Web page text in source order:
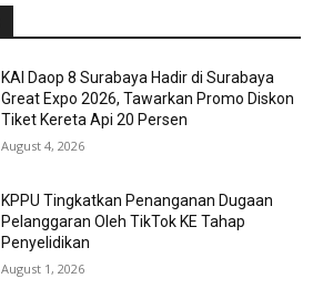
KAI Daop 8 Surabaya Hadir di Surabaya
Great Expo 2026, Tawarkan Promo Diskon
Tiket Kereta Api 20 Persen
August 4, 2026
KPPU Tingkatkan Penanganan Dugaan
Pelanggaran Oleh TikTok KE Tahap
Penyelidikan
August 1, 2026